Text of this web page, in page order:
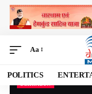
Aa
POLITICS